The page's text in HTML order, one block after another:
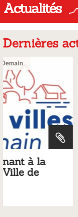
Actualités
Dernières
Tarifs 2026
municipaux
Liste des tarifs 2026
délibération du